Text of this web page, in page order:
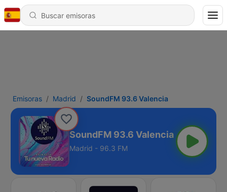
Emisoras Madrid SoundFM 93.6 Valencia
SoundFM 93.6 Valencia
Madrid - 96.3 FM